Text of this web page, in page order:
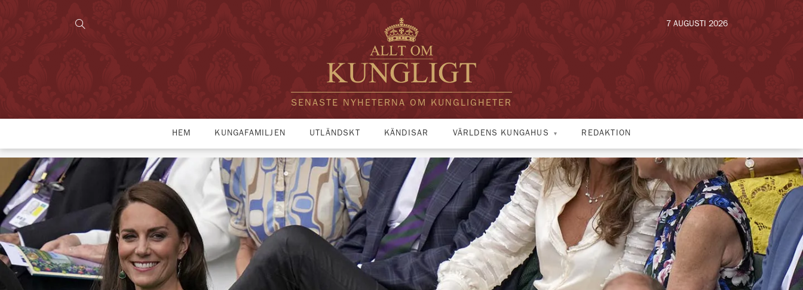
SENASTE NYHETERNA OM KUNGLIGHETER
7 AUGUSTI 2026
HEM KUNGAFAMILJEN UTLÄNDSKT KÄNDISAR VÄRLDENS KUNGAHUS REDAKTION